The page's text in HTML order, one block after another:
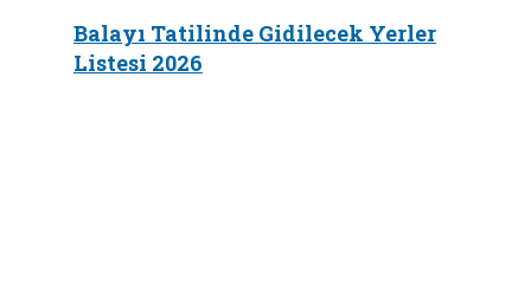
Balayı Tatilinde Gidilecek Yerler
Listesi 2026